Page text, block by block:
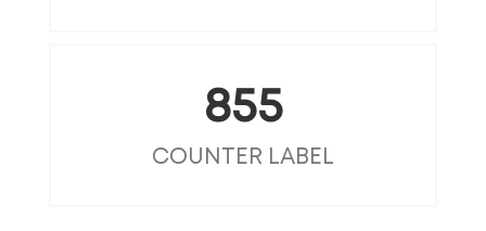
855
COUNTER LABEL